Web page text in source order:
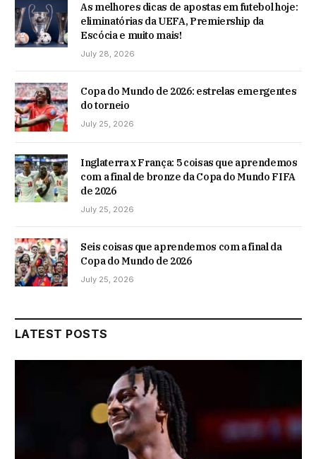
As melhores dicas de apostas em futebol hoje:
eliminatórias da UEFA, Premiership da
Escócia e muito mais!
July 28, 2026
Copa do Mundo de 2026: estrelas emergentes
do torneio
July 25, 2026
Inglaterra x França: 5 coisas que aprendemos
com a final de bronze da Copa do Mundo FIFA
de 2026
July 25, 2026
Seis coisas que aprendemos com a final da
Copa do Mundo de 2026
July 25, 2026
LATEST POSTS